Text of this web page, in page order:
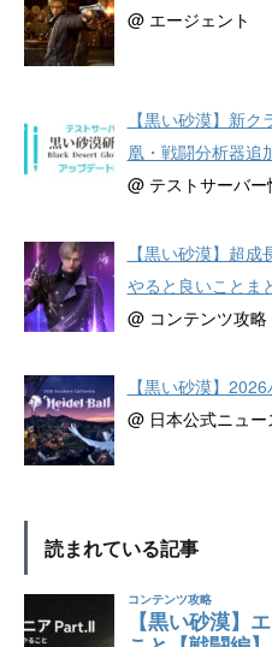
@ エージェント
【黒い砂漠】新
凰・戦闘分析器追
@ テストサーバー
【黒い砂漠】超
やると良いことま
@ コンテンツ攻略
【黒い砂漠】
@ 日本公式ニュー
読まれている記事